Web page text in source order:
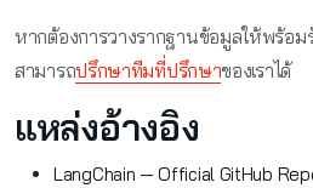
หากต้องการวางรากฐานข้อมูลให้พร้อ
สามารถปรึกษาทีมที่ปรึกษาของเราได้
แหล่งอ้างอิง
LangChain — Official GitHub